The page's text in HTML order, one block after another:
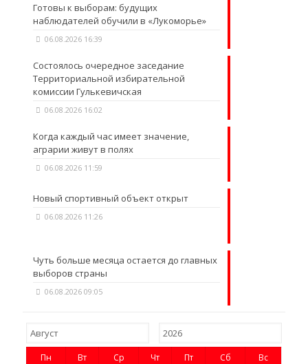
Готовы к выборам: будущих
наблюдателей обучили в «Лукоморье»
06.08.2026 16:39
Состоялось очередное заседание
Территориальной избирательной
комиссии Гулькевичская
06.08.2026 16:02
Когда каждый час имеет значение,
аграрии живут в полях
06.08.2026 11:59
Новый спортивный объект открыт
06.08.2026 11:26
Чуть больше месяца остается до главных
выборов страны
06.08.2026 09:05
Пн Вт Ср Чт Пт Сб Вс